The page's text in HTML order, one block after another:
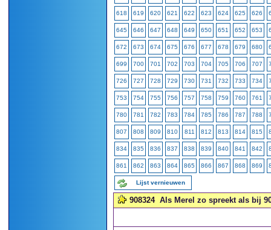
618 619 620 621 622 623 624 625 626
645 646 647 648 649 650 651 652 653
672 673 674 675 676 677 678 679 680
699 700 701 702 703 704 705 706 707
726 727 728 729 730 731 732 733 734
753 754 755 756 757 758 759 760 761
780 781 782 783 784 785 786 787 788
807 808 809 810 811 812 813 814 815
834 835 836 837 838 839 840 841 842
861 862 863 864 865 866 867 868 869
Lijst vernieuwen
908324 Als Merel zo spreekt als bij